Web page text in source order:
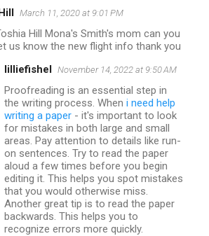
March 11, 2020 at 9:01 PM
Hill Mona's Smith's mom can you
us know the new flight info thank you
lilliefishel November 14, 2022 at 9:50 AM
Proofreading is an essential step in
the writing process. When i need help
writing a paper - it's important to look
for mistakes in both large and small
areas. Pay attention to details like run-
on sentences. Try to read the paper
aloud a few times before you begin
editing it. This helps you spot mistakes
that you would otherwise miss.
Another great tip is to read the paper
backwards. This helps you to
recognize errors more quickly.